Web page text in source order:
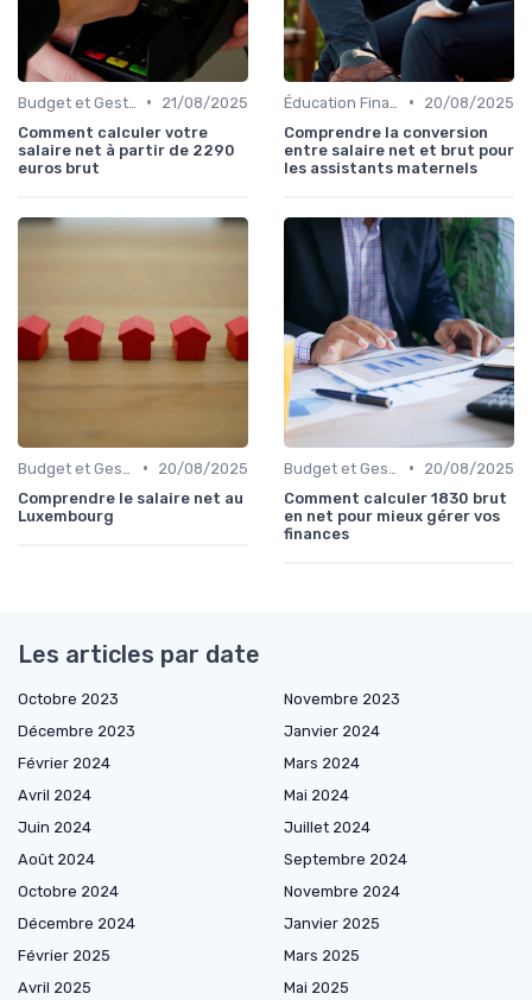
•
21/08/2025
Comment calculer votre
salaire net à partir de 2290
euros brut
•
20/08/2025
Comprendre la conversion
entre salaire net et brut pour
les assistants maternels
•
20/08/2025
Comprendre le salaire net au
Luxembourg
•
20/08/2025
Comment calculer 1830 brut
en net pour mieux gérer vos
finances
Les articles par date
Octobre 2023
Novembre 2023
Décembre 2023
Janvier 2024
Février 2024
Mars 2024
Avril 2024
Mai 2024
Juin 2024
Juillet 2024
Août 2024
Septembre 2024
Octobre 2024
Novembre 2024
Décembre 2024
Janvier 2025
Février 2025
Mars 2025
Avril 2025
Mai 2025